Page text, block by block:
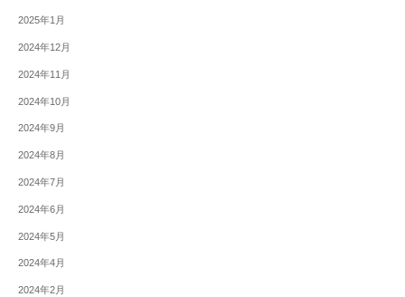
2025年1月
2024年12月
2024年11月
2024年10月
2024年9月
2024年8月
2024年7月
2024年6月
2024年5月
2024年4月
2024年2月